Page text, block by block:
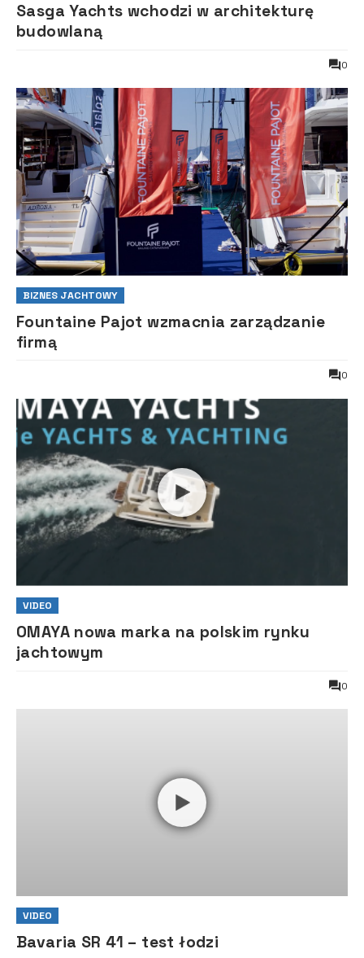
Sasga Yachts wchodzi w architekturę
budowlaną
0
BIZNES JACHTOWY
Fountaine Pajot wzmacnia zarządzanie
firmą
0
VIDEO
OMAYA nowa marka na polskim rynku
jachtowym
0
VIDEO
Bavaria SR 41 – test łodzi